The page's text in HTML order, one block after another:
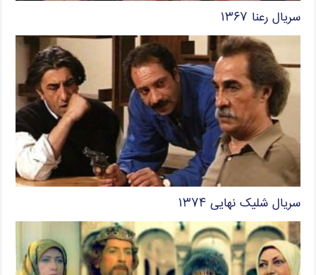
سریال رعنا ۱۳۶۷
سریال شلیک نهایی ۱۳۷۴